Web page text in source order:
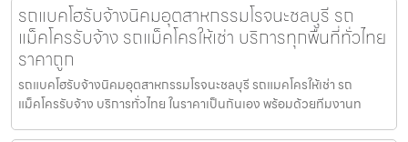
รถแบคโฮรับจ้างนิคมอุตสาหกรรมโรจนะชลบุรี รถ
แม็คโครรับจ้าง รถแม็คโครให้เช่า บริการทุกพื้นที่ทั่วไทย
ราคาถูก
รถแบคโฮรับจ้างนิคมอุตสาหกรรมโรจนะชลบุรี รถแมคโครให้เช่า รถ
แม็คโครรับจ้าง บริการทั่วไทย ในราคาเป็นกันเอง พร้อมด้วยทีมงานท